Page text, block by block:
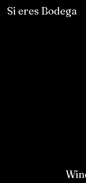
Si eres Bodega